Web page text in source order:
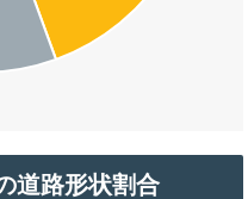
道路形状割合